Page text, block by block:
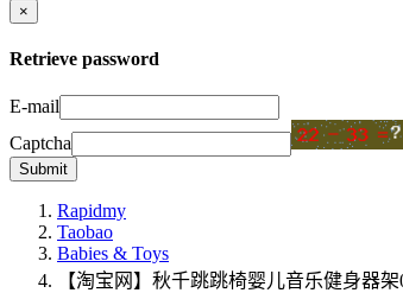
×
Retrieve password
E-mail
Captcha
Submit
Rapidmy
Taobao
Babies & Toys
【淘宝网】秋千跳跳椅婴儿音乐健身器